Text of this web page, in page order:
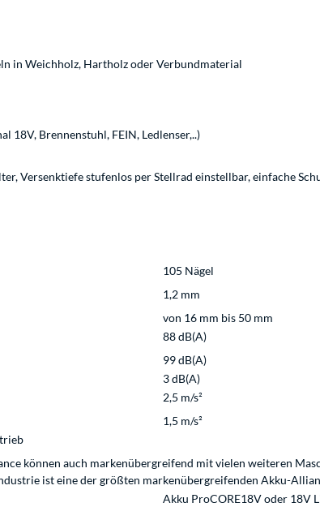
in Weichholz, Hartholz oder Verbundmaterial
18V, Brennenstuhl, FEIN, Ledlenser,..)
Versenktiefe stufenlos per Stellrad einstellbar, einfache
105 Nägel
1,2 mm
von 16 mm bis 50 mm
88 dB(A)
99 dB(A)
3 dB(A)
2,5 m/s²
1,5 m/s²
können auch markenübergreifend mit vielen weiteren
ist eine der größten markenübergreifenden Akku-
Akku ProCORE18V oder 18V